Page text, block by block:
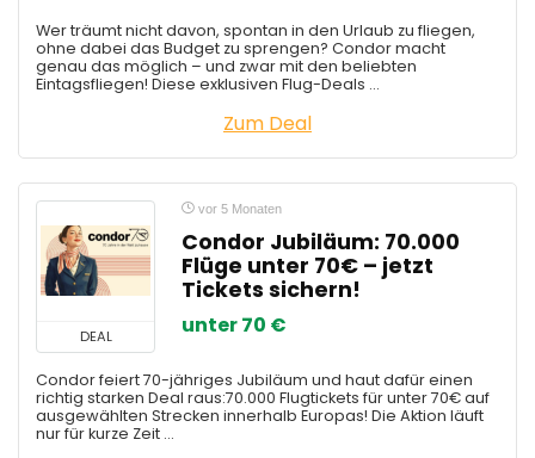
Wer träumt nicht davon, spontan in den Urlaub zu fliegen,
ohne dabei das Budget zu sprengen? Condor macht
genau das möglich – und zwar mit den beliebten
Eintagsfliegen! Diese exklusiven Flug-Deals ...
Zum Deal
DEAL
vor 5 Monaten
Condor Jubiläum: 70.000
Flüge unter 70€ – jetzt
Tickets sichern!
unter 70 €
Condor feiert 70-jähriges Jubiläum und haut dafür einen
richtig starken Deal raus:70.000 Flugtickets für unter 70€ auf
ausgewählten Strecken innerhalb Europas! Die Aktion läuft
nur für kurze Zeit ...